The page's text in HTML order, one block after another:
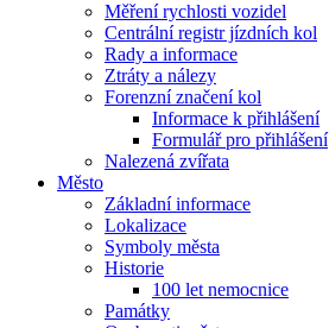
Měření rychlosti vozidel
Centrální registr jízdních kol
Rady a informace
Ztráty a nálezy
Forenzní značení kol
Informace k přihlášení
Formulář pro přihlášení
Nalezená zvířata
Město
Základní informace
Lokalizace
Symboly města
Historie
100 let nemocnice
Památky